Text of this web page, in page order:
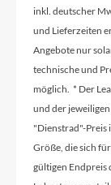
inkl. deutscher
und Lieferzeiten
Angebote nur
technische und
möglich. * Der
und der
"Dienstrad"-Preis
Größe, die sich
gültigen Endpreis